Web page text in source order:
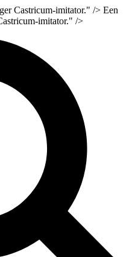
Castricum-imitator." /> Een
imitator." />